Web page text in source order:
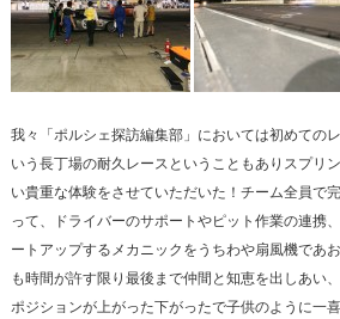
我々「ポルシェ探訪編集部」においては初めての
いう長丁場の耐久レースということもありスプリ
い貴重な体験をさせていただいた！チーム全員で
って、ドライバーのサポートやピット作業の連携
ートアップするメカニックをうちわや扇風機であ
も時間が許す限り最後まで仲間と知恵を出しあい
ポジションが上がった下がったで子供のように一